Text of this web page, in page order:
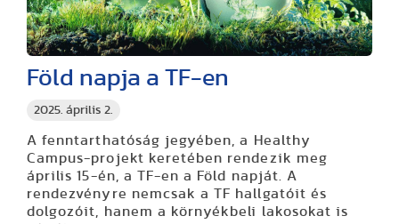
2025. április 2.
Föld napja a TF-en
A fenntarthatóság jegyében, a Healthy
Campus-projekt keretében rendezik meg
április 15-én, a TF-en a Föld napját. A
rendezvényre nemcsak a TF hallgatóit és
dolgozóit, hanem a környékbeli lakosokat is